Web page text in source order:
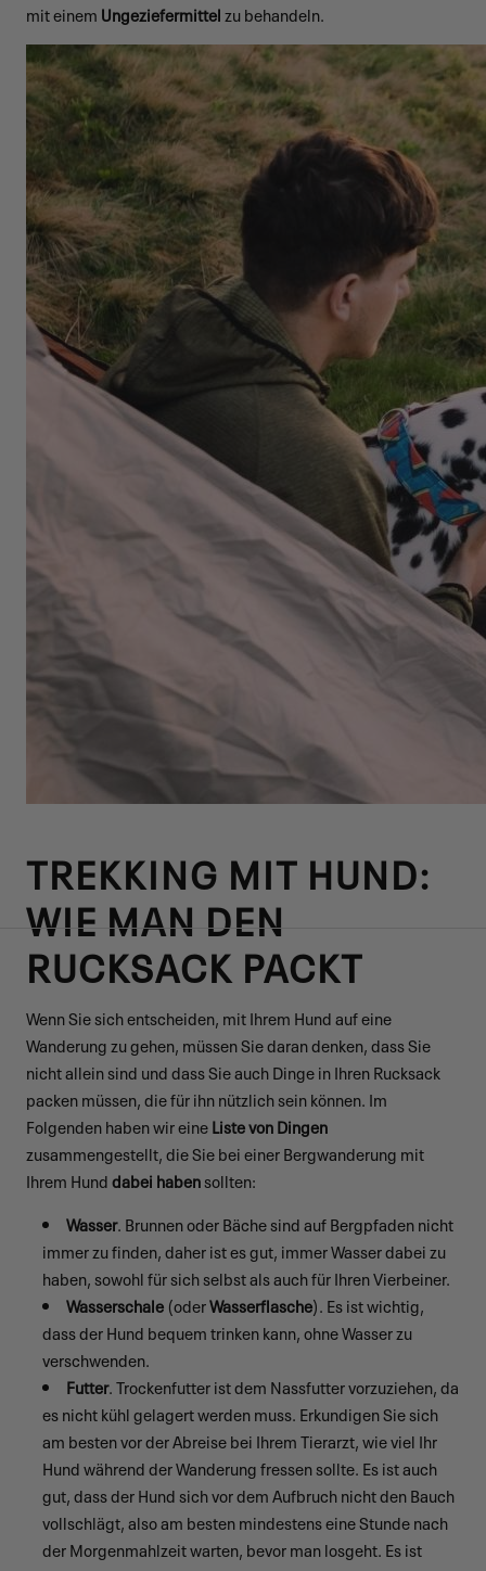
mit einem Ungeziefermittelzu behandeln.
TREKKING MIT HUND:
WIE MAN DEN
RUCKSACK PACKT
Wenn Sie sich entscheiden, mit Ihrem Hund auf eine
Wanderung zu gehen, müssen Sie daran denken, dass Sie
nicht allein sind und dass Sie auch Dinge in Ihren Rucksack
packen müssen, die für ihn nützlich sein können. Im
Folgenden haben wir eineListe von Dingen
zusammengestellt, die Sie bei einer Bergwanderung mit
Ihrem Hunddabei habensollten:
Wasser. Brunnen oder Bäche sind auf Bergpfaden nicht
immer zu finden, daher ist es gut, immer Wasser dabei zu
haben, sowohl für sich selbst als auch für Ihren Vierbeiner.
Wasserschale (oderWasserflasche). Es ist wichtig,
dass der Hund bequem trinken kann, ohne Wasser zu
verschwenden.
Futter. Trockenfutter ist dem Nassfutter vorzuziehen, da
es nicht kühl gelagert werden muss. Erkundigen Sie sich
am besten vor der Abreise bei Ihrem Tierarzt, wie viel Ihr
Hund während der Wanderung fressen sollte. Es ist auch
gut, dass der Hund sich vor dem Aufbruch nicht den Bauch
vollschlägt, also am besten mindestens eine Stunde nach
der Morgenmahlzeit warten, bevor man losgeht. Es ist